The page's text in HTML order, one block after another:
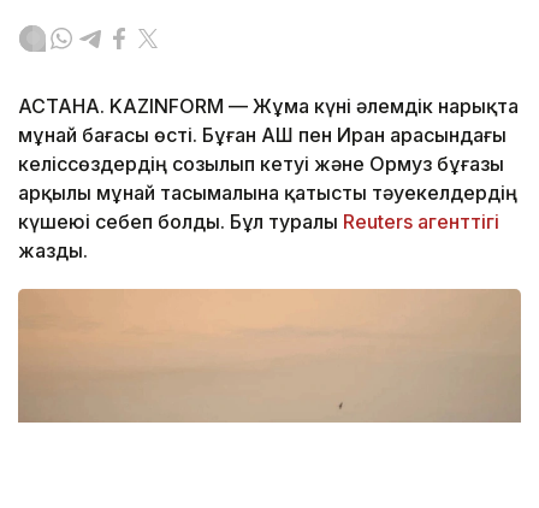
АСТАНА. KAZINFORM — Жұма күні әлемдік нарықта
мұнай бағасы өсті. Бұған АҚШ пен Иран арасындағы
келіссөздердің созылып кетуі және Ормуз бұғазы
арқылы мұнай тасымалына қатысты тәуекелдердің
күшеюі себеп болды. Бұл туралы Reuters агенттігі
жазды.